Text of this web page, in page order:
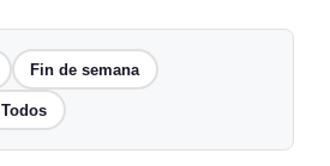
Fin de semana
Todos